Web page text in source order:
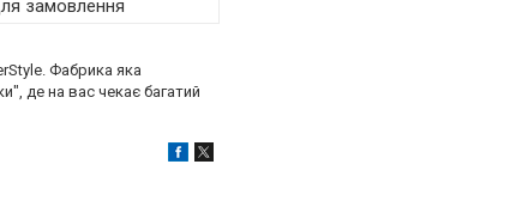
замовлення
Фабрика яка
де на вас чекає багатий